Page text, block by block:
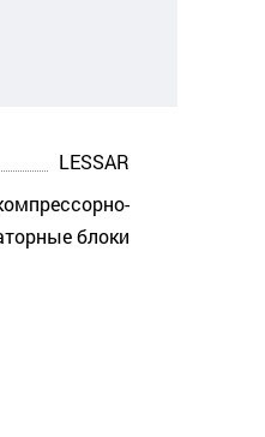
LESSAR
блоки